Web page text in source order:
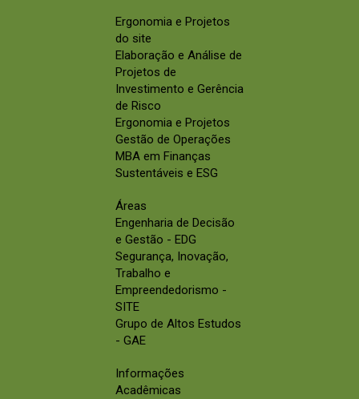
Ergonomia e Projetos
do site
Elaboração e Análise de
Projetos de
Investimento e Gerência
de Risco
Ergonomia e Projetos
Gestão de Operações
MBA em Finanças
Sustentáveis e ESG
Áreas
Engenharia de Decisão
e Gestão - EDG
Segurança, Inovação,
Trabalho e
Empreendedorismo -
SITE
Grupo de Altos Estudos
- GAE
Informações
Acadêmicas